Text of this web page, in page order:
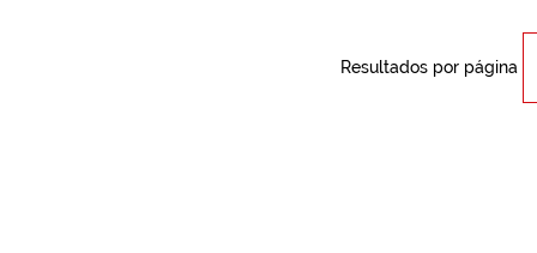
Resultados por página